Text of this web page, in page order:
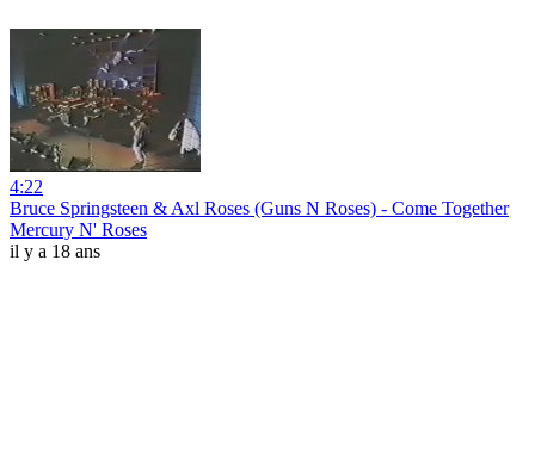
4:22
Bruce Springsteen & Axl Roses (Guns N Roses) - Come Together
Mercury N' Roses
il y a 18 ans